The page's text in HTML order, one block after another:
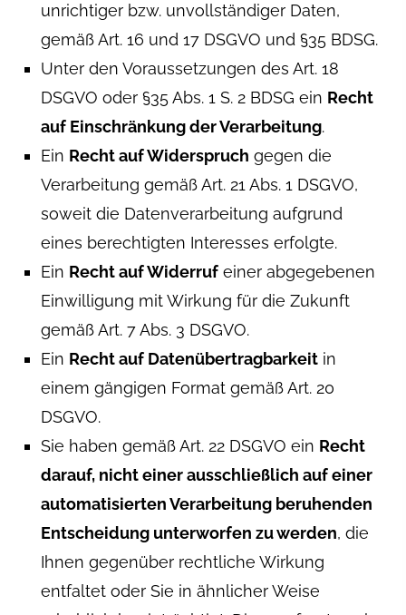
unrichtiger bzw. unvollständiger Daten,
gemäß Art. 16 und 17 DSGVO und §35 BDSG.
Unter den Voraussetzungen des Art. 18
DSGVO oder §35 Abs. 1 S. 2 BDSG ein Recht
auf Einschränkung der Verarbeitung.
Ein Recht auf Widerspruch gegen die
Verarbeitung gemäß Art. 21 Abs. 1 DSGVO,
soweit die Datenverarbeitung aufgrund
eines berechtigten Interesses erfolgte.
Ein Recht auf Widerruf einer abgegebenen
Einwilligung mit Wirkung für die Zukunft
gemäß Art. 7 Abs. 3 DSGVO.
Ein Recht auf Datenübertragbarkeit in
einem gängigen Format gemäß Art. 20
DSGVO.
Sie haben gemäß Art. 22 DSGVO ein Recht
darauf, nicht einer ausschließlich auf einer
automatisierten Verarbeitung beruhenden
Entscheidung unterworfen zu werden, die
Ihnen gegenüber rechtliche Wirkung
entfaltet oder Sie in ähnlicher Weise